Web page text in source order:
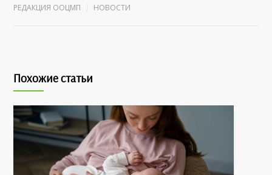
РЕДАКЦИЯ ООЦМП НОВОСТИ
Похожие статьи